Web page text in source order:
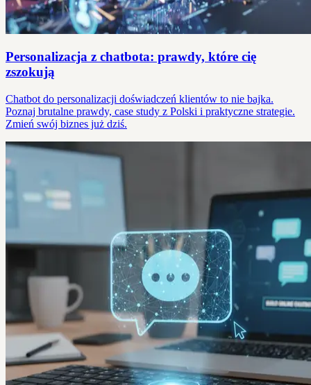
Personalizacja z chatbota: prawdy, które cię
zszokują
Chatbot do personalizacji doświadczeń klientów to nie bajka.
Poznaj brutalne prawdy, case study z Polski i praktyczne strategie.
Zmień swój biznes już dziś.